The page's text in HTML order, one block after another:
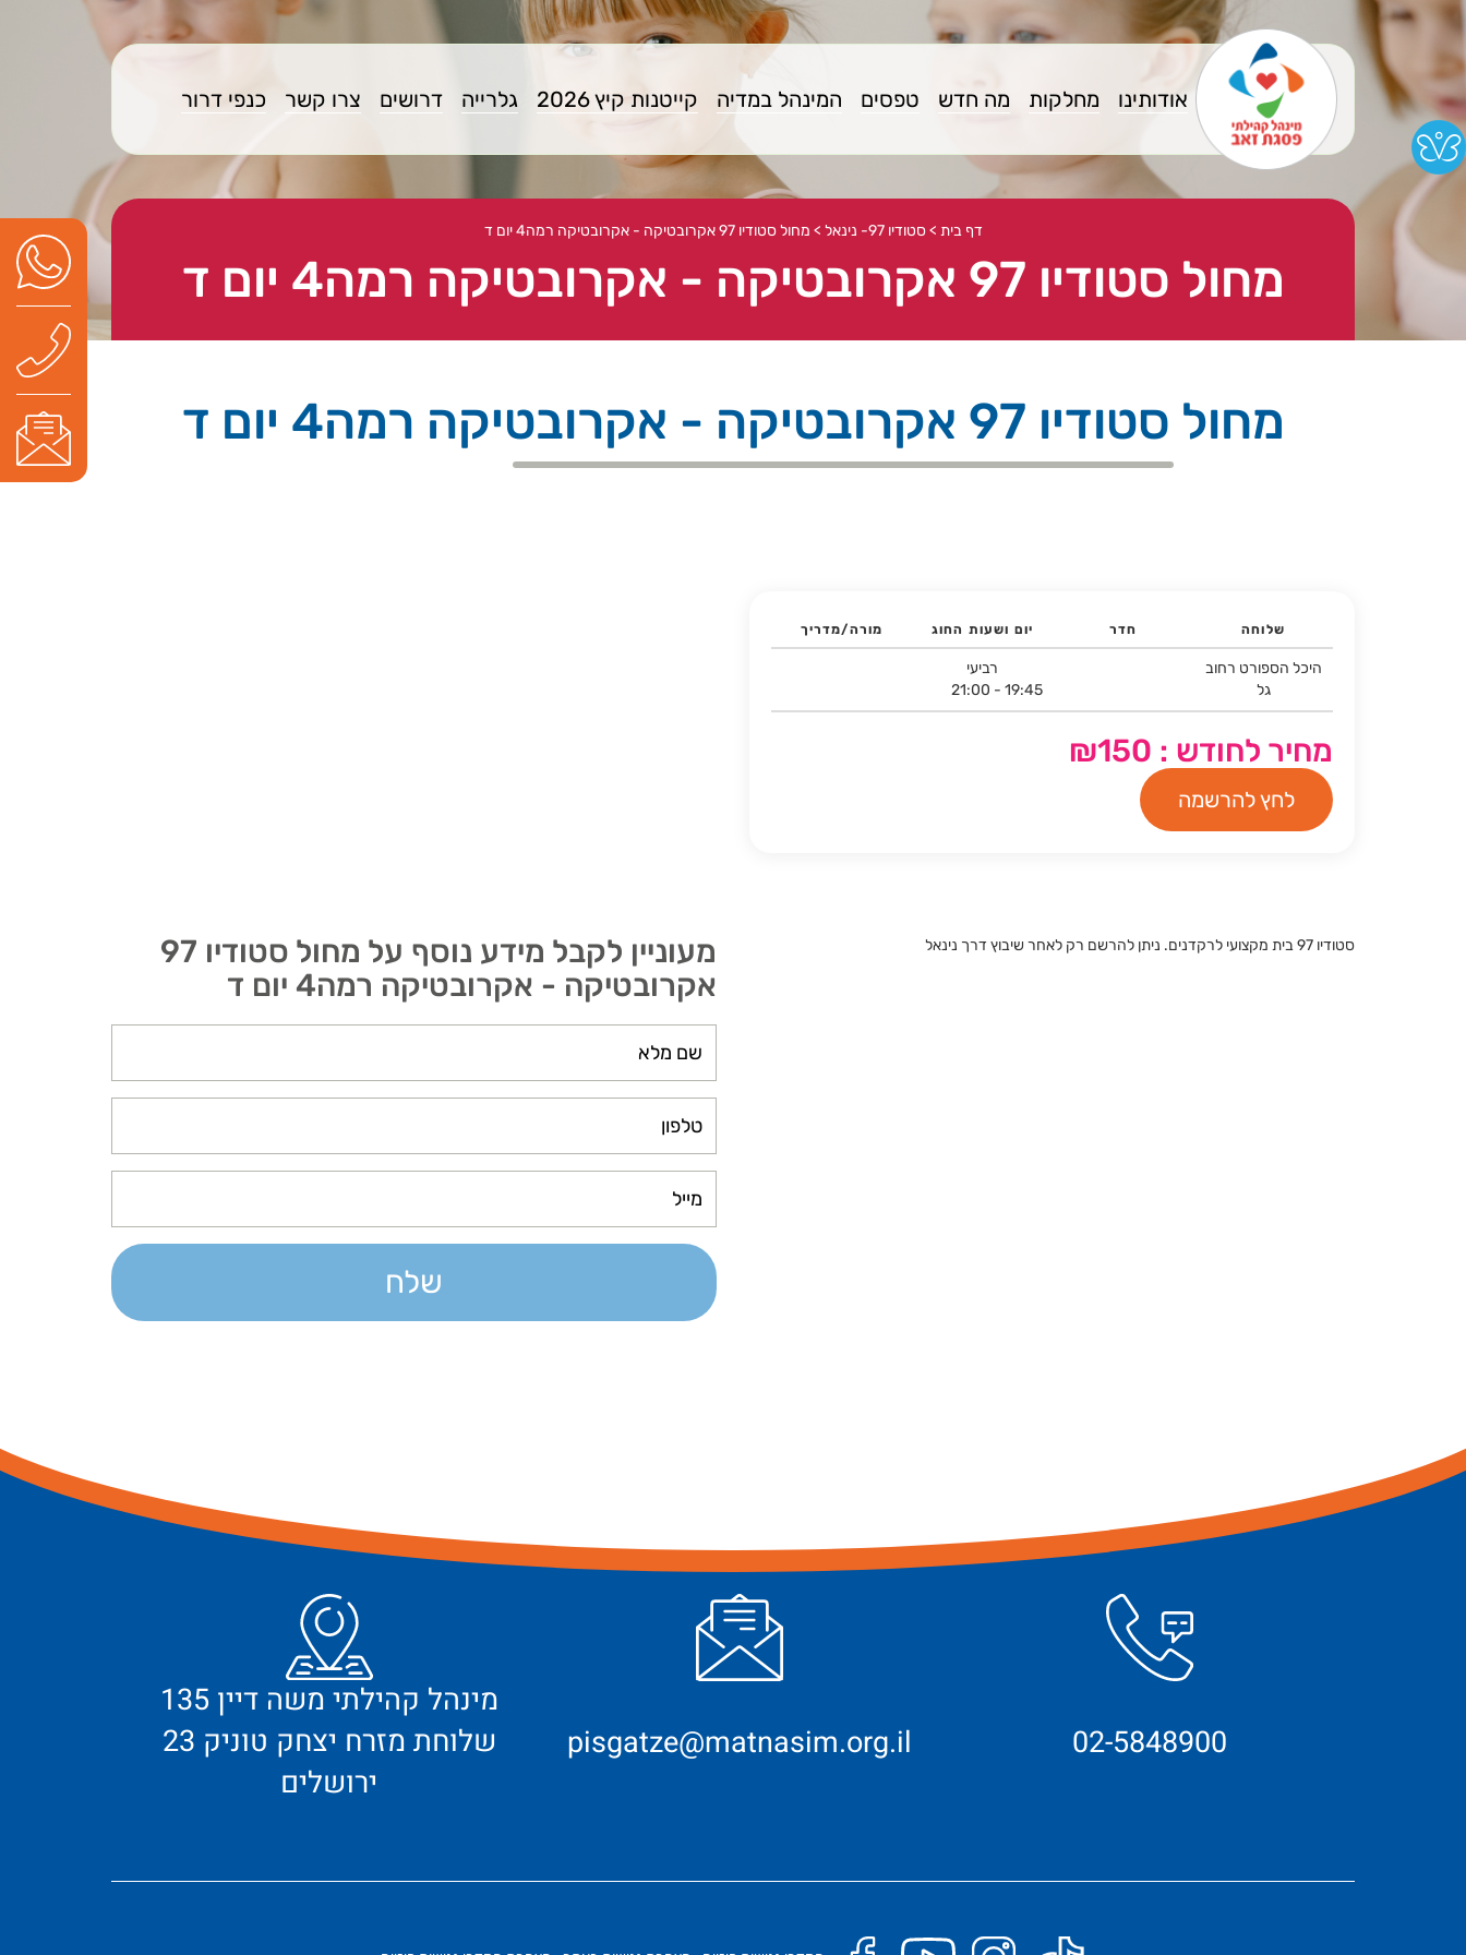
אודותינו מחלקות מה חדש טפסים המינהל במדיה קייטנות קיץ 2026 גלרייה דרושים צרו קשר כנפי דרור
דף בית > סטודיו 97- נינאל > מחול סטודיו 97 אקרובטיקה - אקרובטיקה רמה4 יום ד
מחול סטודיו 97 אקרובטיקה - אקרובטיקה רמה4 יום ד
מחול סטודיו 97 אקרובטיקה - אקרובטיקה רמה4 יום ד
שלוחה חדר יום ושעות החוג מורה/מדריך
היכל הספורט רחוב
גל
רביעי
21:00 - 19:45
מחיר לחודש : ₪150
לחץ להרשמה
סטודיו 97 בית מקצועי לרקדנים. ניתן להרשם רק לאחר שיבוץ דרך נינאל
מעוניין לקבל מידע נוסף על מחול סטודיו 97
אקרובטיקה - אקרובטיקה רמה4 יום ד
שלח
02-5848900
pisgatze@matnasim.org.il
מינהל קהילתי משה דיין 135
שלוחת מזרח יצחק טוניק 23
ירושלים